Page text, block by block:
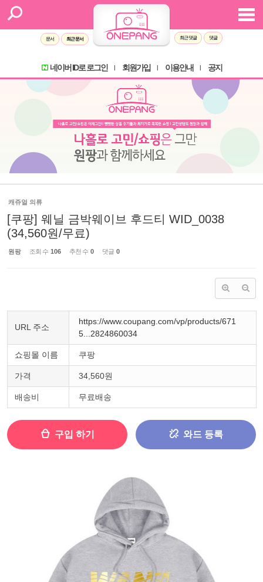
문서 최근 문서 최근 댓글 댓글
네이버 ID로 로그인 회원가입 이용안내 공지
캐쥬얼 의류
[쿠팡] 웨닐 금박웨이브 후드티 WID_0038
(34,560원/무료)
원팡 조회 수 106 추천 수 0 댓글 0
URL 주소
https://www.coupang.com/vp/products/671
5...2824860034
쇼핑몰 이름 쿠팡
가격 34,560원
배송비 무료배송
구입 하기 와드 등록